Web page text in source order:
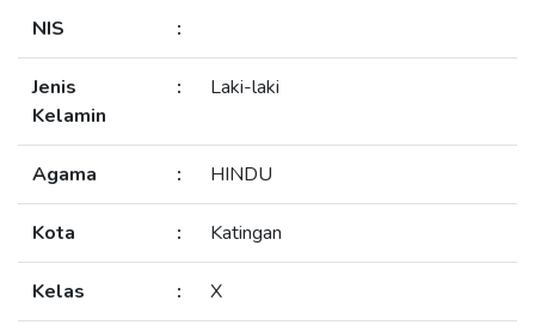
NIS :
Jenis
Kelamin
: Laki-laki
Agama : HINDU
Kota : Katingan
Kelas : X